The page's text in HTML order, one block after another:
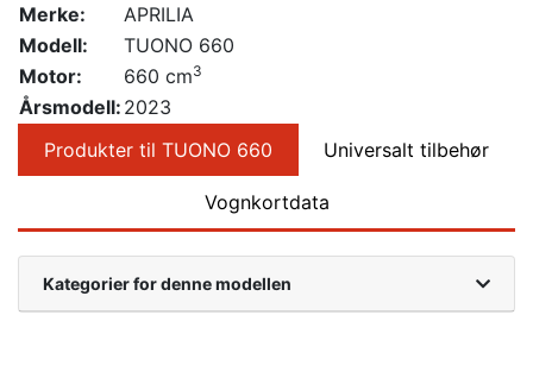
Merke:
APRILIA
Modell:
TUONO 660
Motor:
660 cm3
Årsmodell: 2023
Produkter til TUONO 660
Universalt tilbehør
Vognkortdata
Kategorier for denne modellen